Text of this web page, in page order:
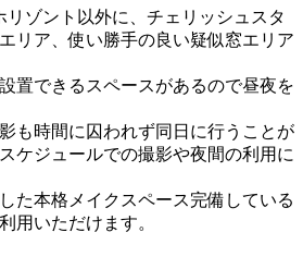
リゾント以外に、チェリッシュスタ
リア、使い勝手の良い疑似窓エリア
置できるスペースがあるので昼夜を
も時間に囚われず同日に行うことが
ケジュールでの撮影や夜間の利用に
た本格メイクスペース完備している
用いただけます。